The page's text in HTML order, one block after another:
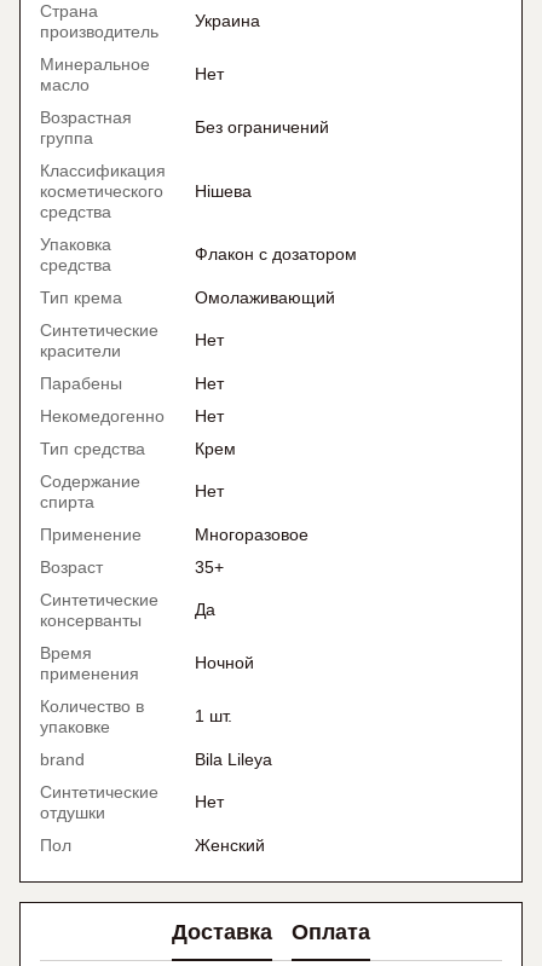
Страна
производитель
Украина
Минеральное
масло
Нет
Возрастная
группа
Без ограничений
Классификация
косметического
средства
Нішева
Упаковка
средства
Флакон с дозатором
Тип крема
Омолаживающий
Синтетические
красители
Нет
Парабены
Нет
Некомедогенно
Нет
Тип средства
Крем
Содержание
спирта
Нет
Применение
Многоразовое
Возраст
35+
Синтетические
консерванты
Да
Время
применения
Ночной
Количество в
упаковке
1 шт.
brand
Bila Lileya
Синтетические
отдушки
Нет
Пол Женский
Доставка Оплата